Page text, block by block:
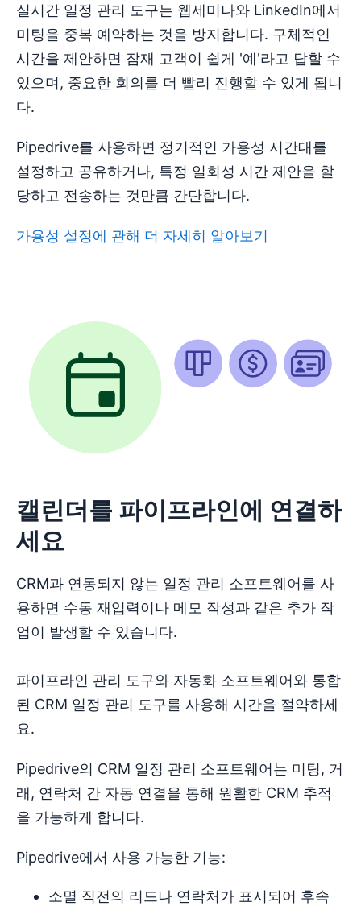
실시간 일정 관리 도구는 웹세미나와 LinkedIn에서
미팅을 중복 예약하는 것을 방지합니다. 구체적인
시간을 제안하면 잠재 고객이 쉽게 '예'라고 답할 수
있으며, 중요한 회의를 더 빨리 진행할 수 있게 됩니
다.
Pipedrive를 사용하면 정기적인 가용성 시간대를
설정하고 공유하거나, 특정 일회성 시간 제안을 할
당하고 전송하는 것만큼 간단합니다.
가용성 설정에 관해 더 자세히 알아보기
캘린더를 파이프라인에 연결하
세요
CRM과 연동되지 않는 일정 관리 소프트웨어를 사
용하면 수동 재입력이나 메모 작성과 같은 추가 작
업이 발생할 수 있습니다.
파이프라인 관리 도구와 자동화 소프트웨어와 통합
된 CRM 일정 관리 도구를 사용해 시간을 절약하세
요.
Pipedrive의 CRM 일정 관리 소프트웨어는 미팅, 거
래, 연락처 간 자동 연결을 통해 원활한 CRM 추적
을 가능하게 합니다.
Pipedrive에서 사용 가능한 기능:
소멸 직전의 리드나 연락처가 표시되어 후속